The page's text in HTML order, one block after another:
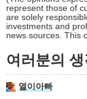
represent those of
are solely
investments and
news sources. This
여러분의
열이아빠